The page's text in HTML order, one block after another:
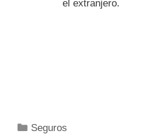
el extranjero.
Categorías
Seguros